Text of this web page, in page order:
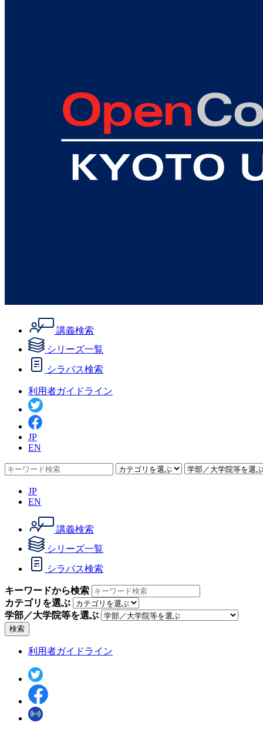
講義検索
シリーズ一覧
シラバス検索
利用者ガイドライン
JP
EN
JP
EN
講義検索
シリーズ一覧
シラバス検索
キーワードから検索
カテゴリを選ぶ
学部／大学院等を選ぶ
検索
利用者ガイドライン